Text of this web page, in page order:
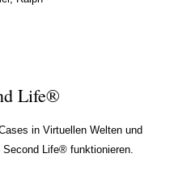
Life®
in Virtuellen Welten und
Life® funktionieren.